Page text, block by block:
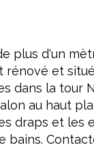
plus d'un
rénové et
dans la tour
au haut
draps et les
bains.